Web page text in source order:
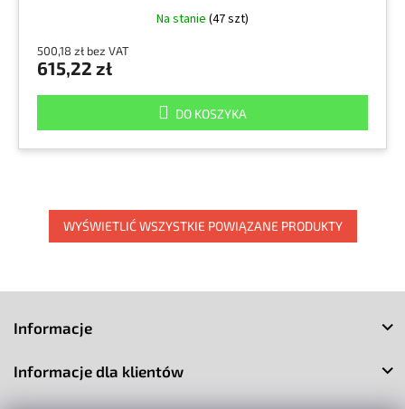
Na stanie (47 szt)
500,18 zł bez VAT
615,22 zł
DO KOSZYKA
WYŚWIETLIĆ WSZYSTKIE POWIĄZANE PRODUKTY
Informacje
Informacje dla klientów